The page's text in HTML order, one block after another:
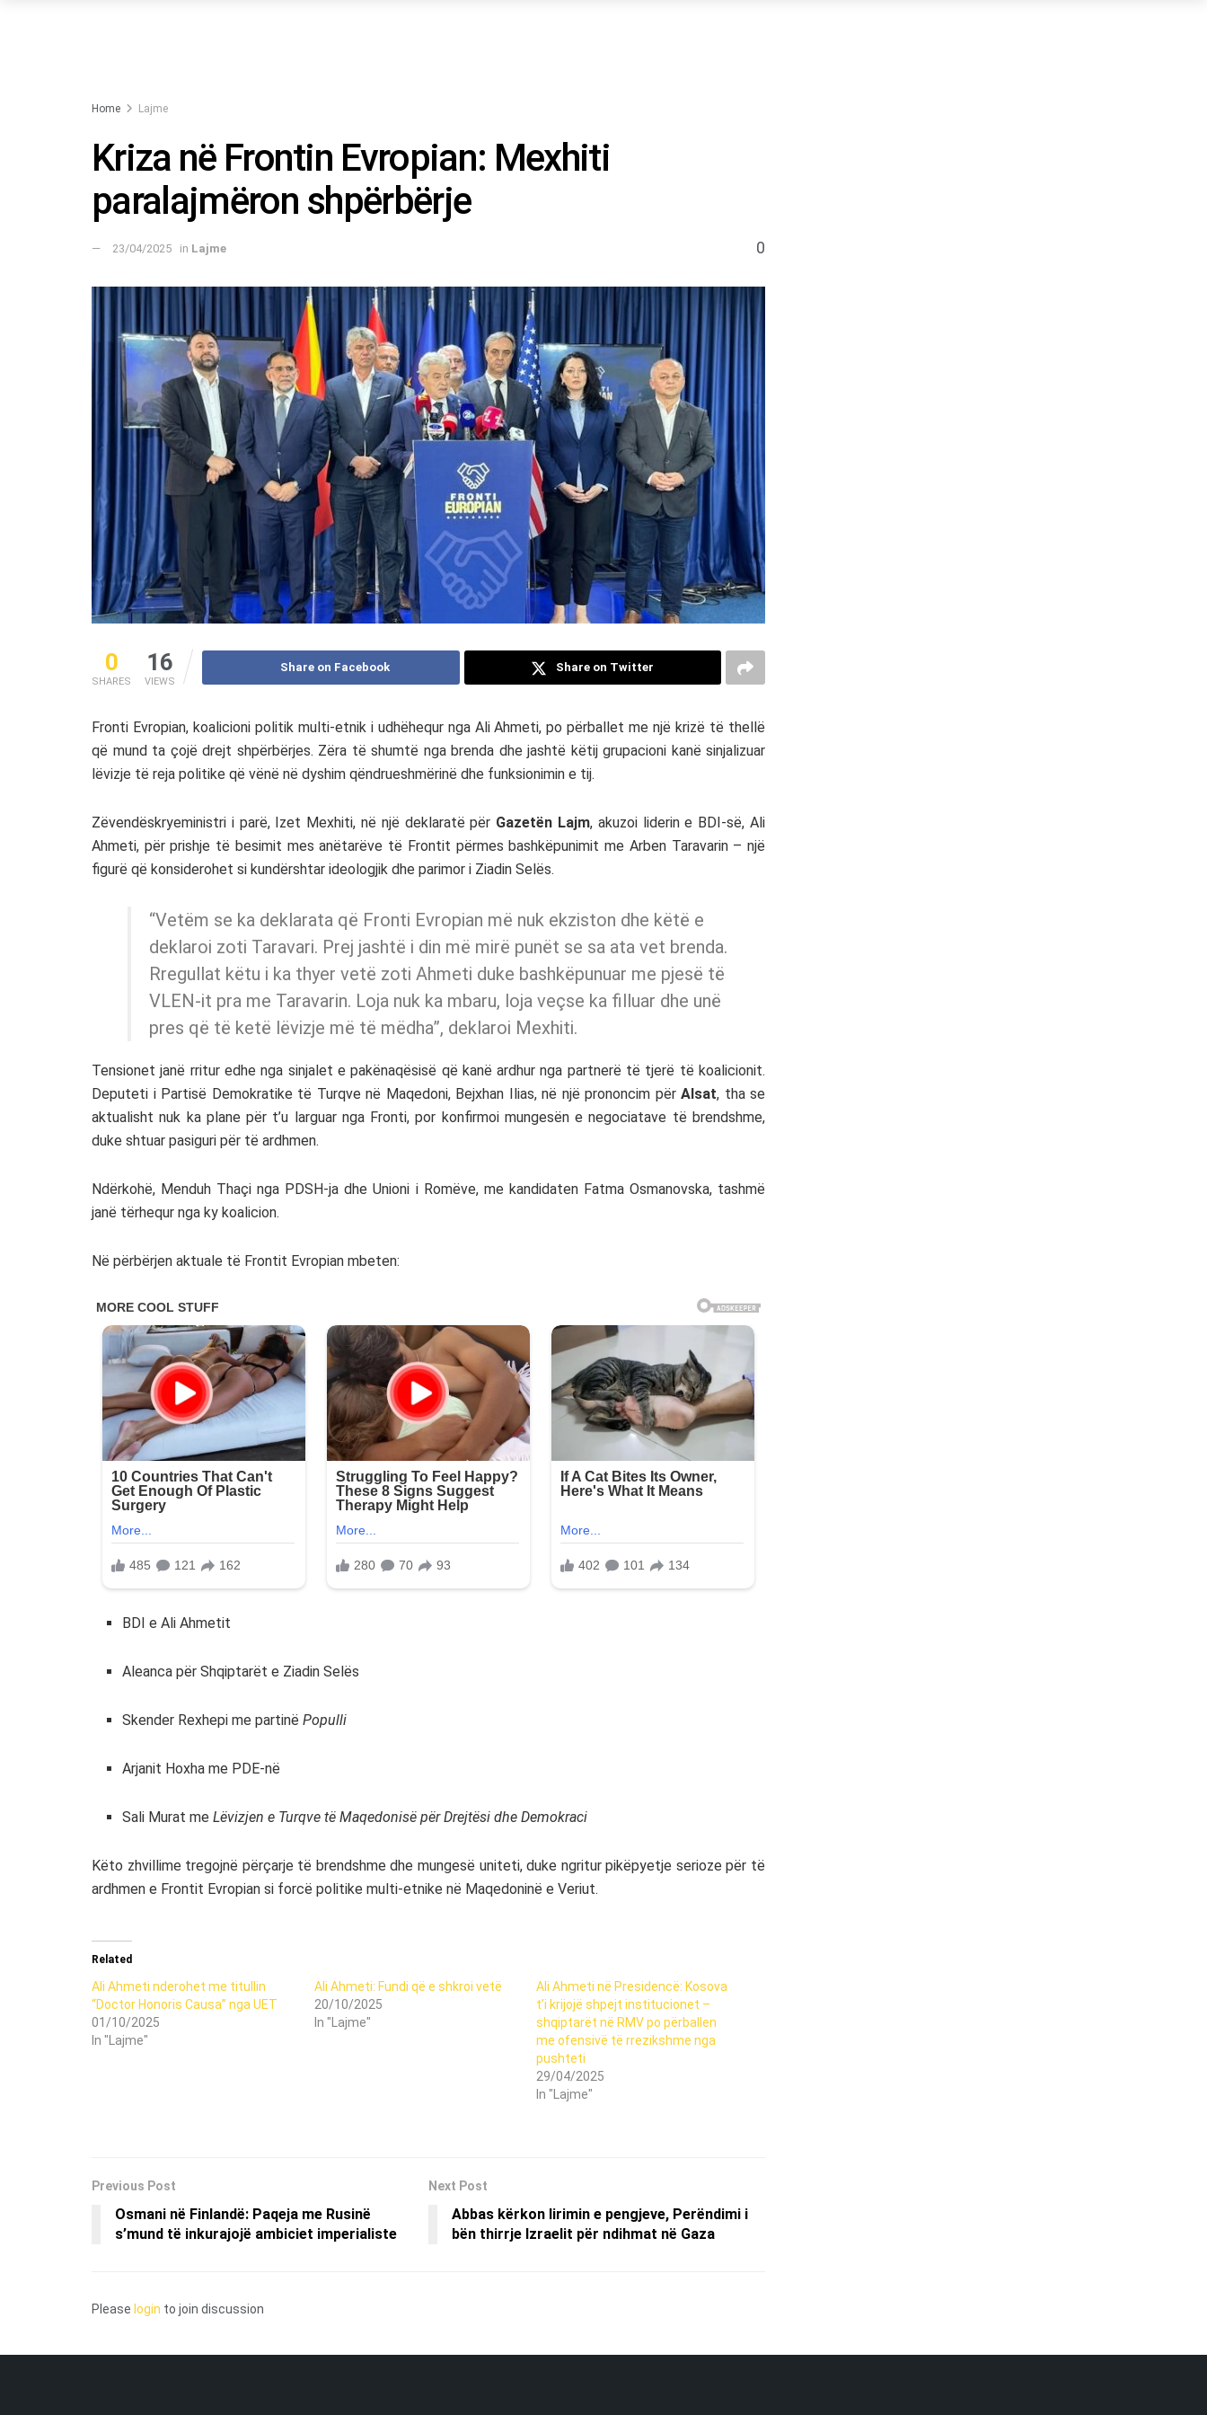
Home Lajme
Kriza në Frontin Evropian: Mexhiti
paralajmëron shpërbërje
23/04/2025 in Lajme 0
0
SHARES
16
VIEWS
Share on Facebook Share on Twitter
Fronti Evropian, koalicioni politik multi-etnik i udhëhequr nga Ali Ahmeti, po përballet me një krizë të thellë
që mund ta çojë drejt shpërbërjes. Zëra të shumtë nga brenda dhe jashtë këtij grupacioni kanë sinjalizuar
lëvizje të reja politike që vënë në dyshim qëndrueshmërinë dhe funksionimin e tij.
Zëvendëskryeministri i parë, Izet Mexhiti, në një deklaratë për Gazetën Lajm, akuzoi liderin e BDI-së, Ali
Ahmeti, për prishje të besimit mes anëtarëve të Frontit përmes bashkëpunimit me Arben Taravarin – një
figurë që konsiderohet si kundërshtar ideologjik dhe parimor i Ziadin Selës.
“Vetëm se ka deklarata që Fronti Evropian më nuk ekziston dhe këtë e
deklaroi zoti Taravari. Prej jashtë i din më mirë punët se sa ata vet brenda.
Rregullat këtu i ka thyer vetë zoti Ahmeti duke bashkëpunuar me pjesë të
VLEN-it pra me Taravarin. Loja nuk ka mbaru, loja veçse ka filluar dhe unë
pres që të ketë lëvizje më të mëdha”, deklaroi Mexhiti.
Tensionet janë rritur edhe nga sinjalet e pakënaqësisë që kanë ardhur nga partnerë të tjerë të koalicionit.
Deputeti i Partisë Demokratike të Turqve në Maqedoni, Bejxhan Ilias, në një prononcim për Alsat, tha se
aktualisht nuk ka plane për t’u larguar nga Fronti, por konfirmoi mungesën e negociatave të brendshme,
duke shtuar pasiguri për të ardhmen.
Ndërkohë, Menduh Thaçi nga PDSH-ja dhe Unioni i Romëve, me kandidaten Fatma Osmanovska, tashmë
janë tërhequr nga ky koalicion.
Në përbërjen aktuale të Frontit Evropian mbeten:
BDI e Ali Ahmetit
Aleanca për Shqiptarët e Ziadin Selës
Skender Rexhepi me partinëPopulli
Arjanit Hoxha me PDE-në
Sali Murat meLëvizjen e Turqve të Maqedonisë për Drejtësi dhe Demokraci
Këto zhvillime tregojnë përçarje të brendshme dhe mungesë uniteti, duke ngritur pikëpyetje serioze për të
ardhmen e Frontit Evropian si forcë politike multi-etnike në Maqedoninë e Veriut.
Related
Ali Ahmeti nderohet me titullin
“Doctor Honoris Causa” nga UET
01/10/2025
In "Lajme"
Ali Ahmeti: Fundi që e shkroi vetë
20/10/2025
In "Lajme"
Ali Ahmeti në Presidencë: Kosova
t’i krijojë shpejt institucionet –
shqiptarët në RMV po përballen
me ofensivë të rrezikshme nga
pushteti
29/04/2025
In "Lajme"
Previous Post
Osmani në Finlandë: Paqeja me Rusinë
s’mund të inkurajojë ambiciet imperialiste
Next Post
Abbas kërkon lirimin e pengjeve, Perëndimi i
bën thirrje Izraelit për ndihmat në Gaza
Please login to join discussion